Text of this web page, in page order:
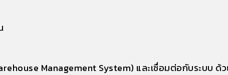
Management System) และเชื่อมต่อกับระบบ ด้